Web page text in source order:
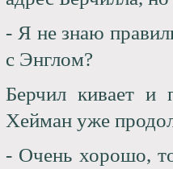
- Я не знаю
с Энглом?
Берчил кивает и
Хейман уже
- Очень хорошо,